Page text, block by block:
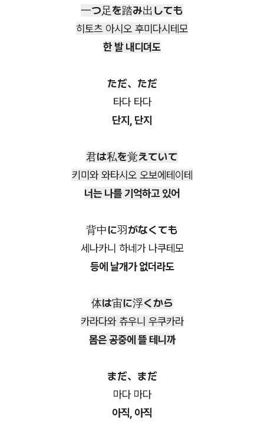
一つ足を踏み出しても
히토츠 아시오 후미다시테모
한 발 내디뎌도
ただ、ただ
타다 타다
단지, 단지
君は私を覚えていて
키미와 와타시오 오보에테이테
너는 나를 기억하고 있어
背中に羽がなくても
세나카니 하네가 나쿠테모
등에 날개가 없더라도
体は宙に浮くから
카라다와 츄우니 우쿠카라
몸은 공중에 뜰 테니까
まだ、まだ
마다 마다
아직, 아직